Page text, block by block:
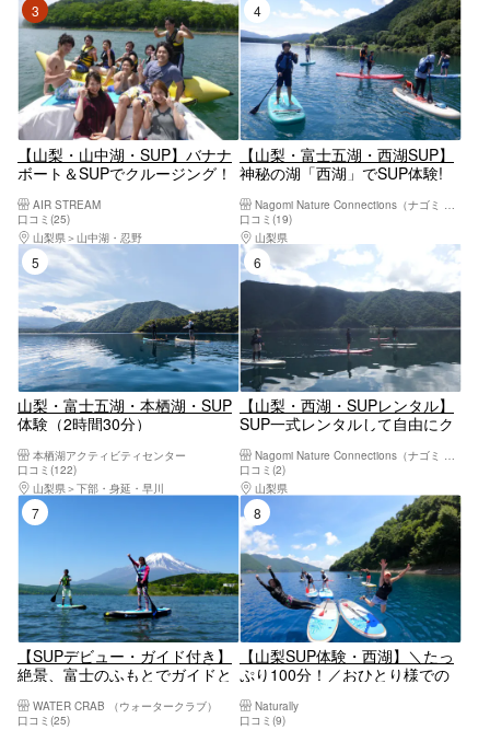
3位
【山梨・山中湖・SUP】バナナ
ボート＆SUPでクルージング！
AIR STREAM
口コミ(25)
山梨県
山中湖・忍野
4位
【山梨・富士五湖・西湖SUP】
神秘の湖「西湖」でSUP体験!
口コミ(19)
山梨県
5位
山梨・富士五湖・本栖湖・SUP
体験（2時間30分）
本栖湖アクティビティセンター
口コミ(122)
山梨県
下部・身延・早川
6位
【山梨・西湖・SUPレンタル】
SUP一式レンタルして自由にク
Nagomi Nature Connections（ナゴミ ネイチャー コネクションズ）
口コミ(2)
山梨県
【SUPデビュー・ガイド付き】
絶景、富士のふもとでガイドと
間）＜山梨・山中湖＞
WATER CRAB （ウォータークラブ）
口コミ(25)
【山梨SUP体験・西湖】＼たっ
ぷり100分！／おひとり様での
すめです♪
Naturally
口コミ(9)